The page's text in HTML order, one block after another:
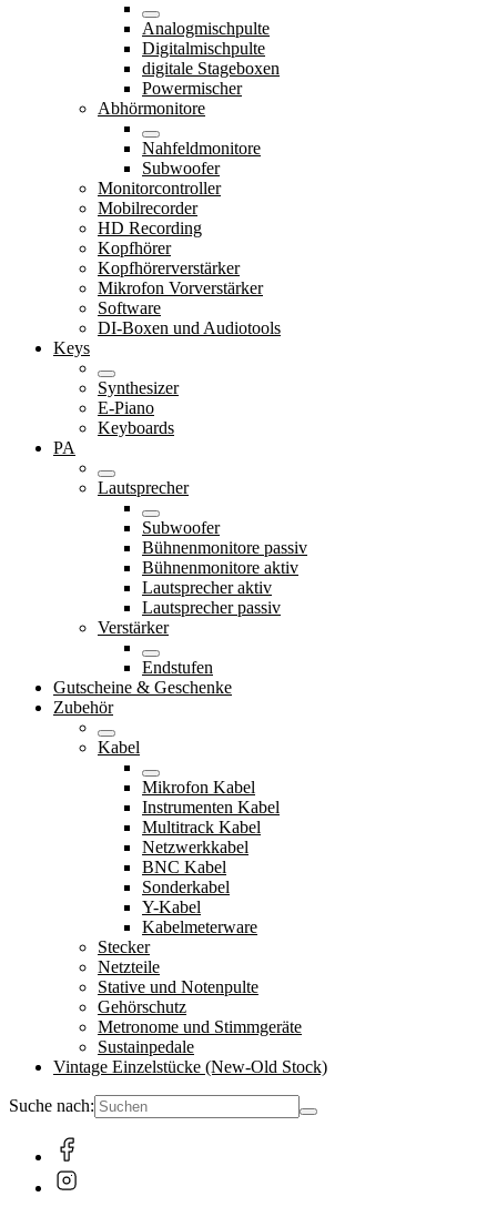
Analogmischpulte
Digitalmischpulte
digitale Stageboxen
Powermischer
Abhörmonitore
Nahfeldmonitore
Subwoofer
Monitorcontroller
Mobilrecorder
HD Recording
Kopfhörer
Kopfhörerverstärker
Mikrofon Vorverstärker
Software
DI-Boxen und Audiotools
Keys
Synthesizer
E-Piano
Keyboards
PA
Lautsprecher
Subwoofer
Bühnenmonitore passiv
Bühnenmonitore aktiv
Lautsprecher aktiv
Lautsprecher passiv
Verstärker
Endstufen
Gutscheine & Geschenke
Zubehör
Kabel
Mikrofon Kabel
Instrumenten Kabel
Multitrack Kabel
Netzwerkkabel
BNC Kabel
Sonderkabel
Y-Kabel
Kabelmeterware
Stecker
Netzteile
Stative und Notenpulte
Gehörschutz
Metronome und Stimmgeräte
Sustainpedale
Vintage Einzelstücke (New-Old Stock)
Suche nach: